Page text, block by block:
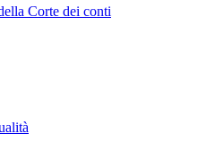
Corte dei conti